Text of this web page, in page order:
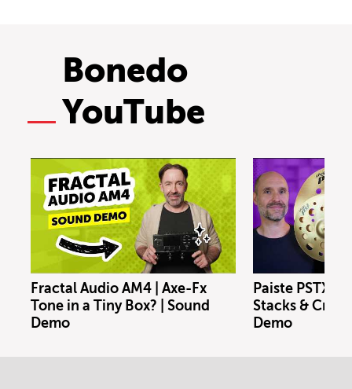
Bonedo
YouTube
Fractal Audio AM4 | Axe-Fx
Tone in a Tiny Box? | Sound
Demo
Paiste PSTX
Stacks &
Demo